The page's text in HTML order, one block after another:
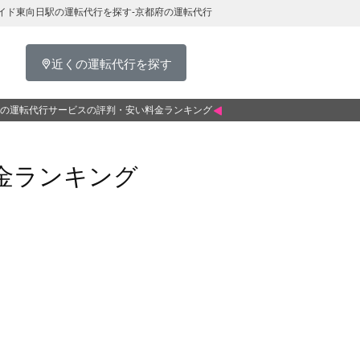
東向日駅の運転代行を探す-京都府の運転代行
近くの運転代行を探す
運転代行サービスの評判・安い料金ランキング
ランキング